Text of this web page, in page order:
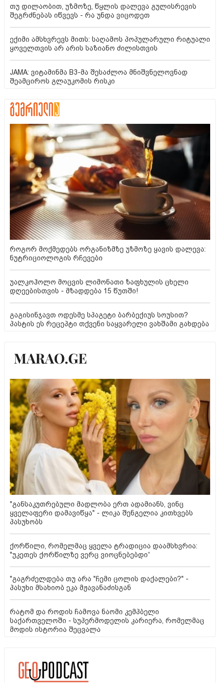
თუ დილაობით, უზმოზე, წყლის დალევა გულისრევის
შეგრძნებას იწვევს - რა უნდა ვიცოდეთ
ექიმი ამსხვრევს მითს: საღამოს პოპულარული რიტუალი
ყოველთვის არ არის საზიანო ძილისთვის
JAMA: ვიტამინმა B3-მა შესაძლოა მნიშვნელოვნად
შეამციროს გლაუკომის რისკი
როგორ მოქმედებს ორგანიზმზე უზმოზე ყავის დალევა:
ნუტრიციოლოგის რჩევები
უალკოჰოლო მოცვის ლიმონათი ზაფხულის ცხელი
დღეებისთვის - მზადდება 15 წუთში!
გაგისინჯავთ ოდესმე სპაგეტი ბარბექიუს სოუსით?
პასტის ეს რეცეპტი თქვენი საყვარელი ვახშამი გახდება
"განსაკუთრებული მადლობა ერთ ადამიანს, ვინც
ყველაფერი დამავიწყა" - ლიკა შენგელია კითხვებს
პასუხობს
ქორწილი, რომელმაც ყველა ტრადიცია დაამსხვრია:
"უკეთეს ქორწილზე ვერც ვიოცნებებდი“
"გაგრძელდება თუ არა "ჩემი ცოლის დაქალები?" -
პასუხი მსახიობ ეკა მჟავანაძისგან
რატომ და როდის ჩამოვა ნაომი კემპბელი
საქართველოში - სუპერმოდელის კარიერა, რომელმაც
მოდის ისტორია შეცვალა